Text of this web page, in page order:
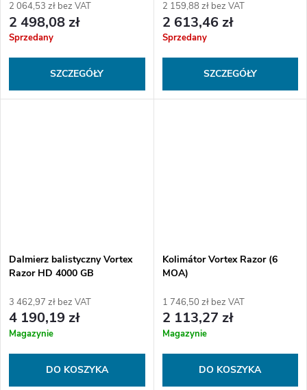
t
ó
w
2 064,53 zł bez VAT
2 498,08 zł
Sprzedany
SZCZEGÓŁY
2 159,88 zł bez VAT
2 613,46 zł
Sprzedany
SZCZEGÓŁY
Dalmierz balistyczny Vortex
Razor HD 4000 GB
3 462,97 zł bez VAT
4 190,19 zł
Magazynie
DO KOSZYKA
Kolimátor Vortex Razor (6
MOA)
1 746,50 zł bez VAT
2 113,27 zł
Magazynie
DO KOSZYKA